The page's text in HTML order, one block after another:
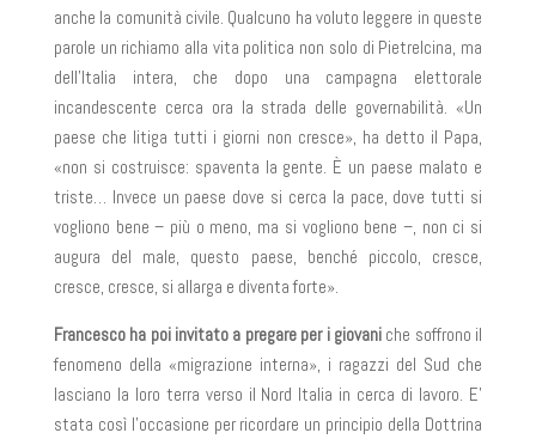
anche la comunità civile. Qualcuno ha voluto leggere in queste
parole un richiamo alla vita politica non solo di Pietrelcina, ma
dell’Italia intera, che dopo una campagna elettorale
incandescente cerca ora la strada delle governabilità. «Un
paese che litiga tutti i giorni non cresce», ha detto il Papa,
«non si costruisce: spaventa la gente. È un paese malato e
triste… Invece un paese dove si cerca la pace, dove tutti si
vogliono bene – più o meno, ma si vogliono bene –, non ci si
augura del male, questo paese, benché piccolo, cresce,
cresce, cresce, si allarga e diventa forte».
Francesco ha poi invitato a pregare per i giovani che soffrono il
fenomeno della «migrazione interna», i ragazzi del Sud che
lasciano la loro terra verso il Nord Italia in cerca di lavoro. E’
stata così l’occasione per ricordare un principio della Dottrina